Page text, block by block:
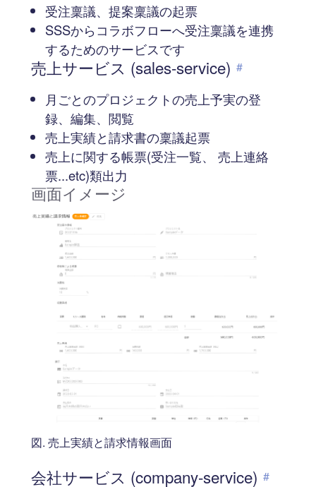
受注稟議、提案稟議の起票
SSSからコラボフローへ受注稟議を連携
するためのサービスです
売上サービス (sales-service) #
月ごとのプロジェクトの売上予実の登
録、編集、閲覧
売上実績と請求書の稟議起票
売上に関する帳票(受注一覧、 売上連絡
票...etc)類出力
画面イメージ
図. 売上実績と請求情報画面
会社サービス (company-service) #